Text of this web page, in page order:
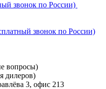
звонок по России)
звонок по России)
вопросы)
дилеров)
3, офис 213